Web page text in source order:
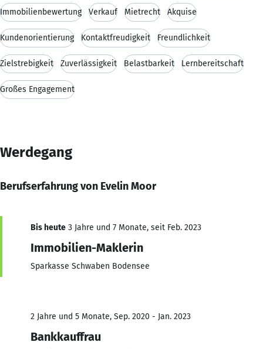
Immobilienbewertung Verkauf Mietrecht Akquise
Kundenorientierung Kontaktfreudigkeit Freundlichkeit
Zielstrebigkeit Zuverlässigkeit Belastbarkeit Lernbereitschaft
Großes Engagement
Werdegang
Berufserfahrung von Evelin Moor
Bis heute 3 Jahre und 7 Monate, seit Feb. 2023
Immobilien-Maklerin
Sparkasse Schwaben Bodensee
2 Jahre und 5 Monate, Sep. 2020 - Jan. 2023
Bankkauffrau